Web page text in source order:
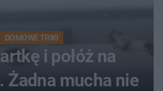
DOMOWE TRIKI
i połóż na
Żadna mucha nie